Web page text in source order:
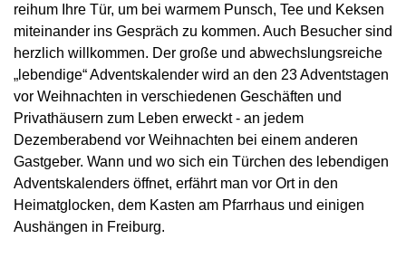
reihum Ihre Tür, um bei warmem Punsch, Tee und Keksen
miteinander ins Gespräch zu kommen. Auch Besucher sind
herzlich willkommen. Der große und abwechslungsreiche
„lebendige“ Adventskalender wird an den 23 Adventstagen
vor Weihnachten in verschiedenen Geschäften und
Privathäusern zum Leben erweckt - an jedem
Dezemberabend vor Weihnachten bei einem anderen
Gastgeber. Wann und wo sich ein Türchen des lebendigen
Adventskalenders öffnet, erfährt man vor Ort in den
Heimatglocken, dem Kasten am Pfarrhaus und einigen
Aushängen in Freiburg.